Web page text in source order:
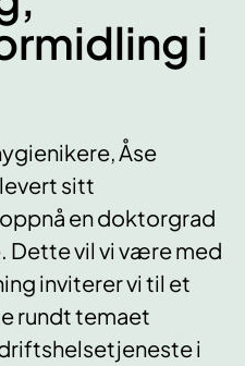
i
Åse
sitt
en doktorgrad
Dette vil vi være med
inviterer vi til et
rundt temaet
i